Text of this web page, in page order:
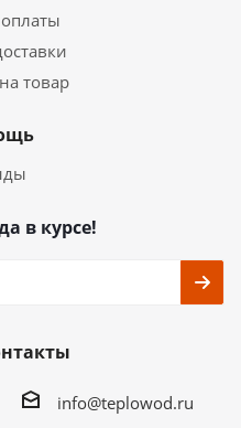
товар
в курсе!
info@teplowod.ru